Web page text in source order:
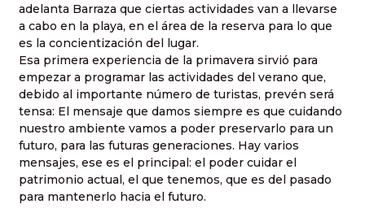
adelanta Barraza que ciertas actividades van a llevarse
a cabo en la playa, en el área de la reserva para lo que
es la concientización del lugar.
Esa primera experiencia de la primavera sirvió para
empezar a programar las actividades del verano que,
debido al importante número de turistas, prevén será
tensa: El mensaje que damos siempre es que cuidando
nuestro ambiente vamos a poder preservarlo para un
futuro, para las futuras generaciones. Hay varios
mensajes, ese es el principal: el poder cuidar el
patrimonio actual, el que tenemos, que es del pasado
para mantenerlo hacia el futuro.